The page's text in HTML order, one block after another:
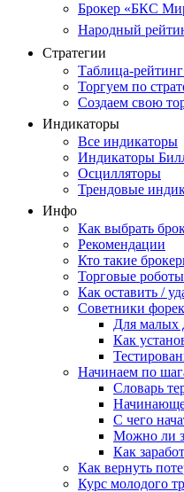
Брокер «БКС
Народный
Стратегии
Таблица-рейтинг
Торгуем по
Создаем свою
Индикаторы
Все индикаторы
Индикаторы
Осцилляторы
Трендовые
Инфо
Как выбрать
Рекомендации
Кто такие
Торговые
Как оставить /
Советники
Для малых
Как
Начинаем по
Словарь
С чего
Можно ли
Как
Как вернуть
Курс молодого